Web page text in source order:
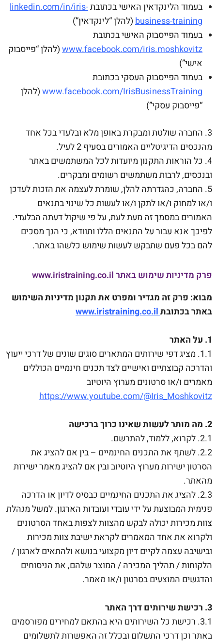
בעמוד הלינקדאין האישי בכתובתlinkedin.com/in/iris-
business-training(להלן “לינקדאין”)
בעמוד הפייסבוק האישי בכתובת
www.facebook.com/iris.moshkovitz(להלן “פייסבוק
אישי”)
בעמוד הפייסבוק העסקי בכתובת
www.facebook.com/IrisBusinessTraining(להלן
“פייסבוק עסקי”)
3. החברה שולטת ומבקרת באופן מלא ובלעדי בכל אחד
מהנכסים הדיגיטליים האמורים בסעיף 2 לעיל.
4. כל הוראות התקנון מיועדות לכל המשתמשים באתר
ובנכסים, לרבות משתמשים רשומים ומבקרים.
5. החברה, כהגדרתה להלן, שומרת לעצמה את הזכות לעדכן
ו/או למחוק ו/או לתקן ו/או לעשות כל שינוי בתנאים
האמורים במסמך זה מעת לעת, על פי שיקול דעתה הבלעדי.
לפיכך אנא עבור על התנאים הללו ותוודא, כי הנך מסכים
להם בכל פעם שתבקש לעשות שימוש כלשהו באתר.
פרק מדיניות שימוש באתר www.iristraining.co.il
מבוא: פרק זה מגדיר ומפרט את תקנון מדיניות השימוש
באתר בכתובתwww.iristraining.co.il
1. על האתר
1.1. מציג דפי שירותים המתארים סוגים שונים של דרכי ייעוץ
והדרכה קבוצתיים ואישיים לצד תכנים חינמיים הכוללים
מאמרים ו/או סרטונים מערוץ היוטיוב
https://www.youtube.com/@Iris_Moshkovitz
2. מה מותר לעשות שאינו כרוך ברכישה
2.1. לקרוא, ללמוד, להתרשם.
2.2. לשתף את התכנים החינמיים – בין אם להציג את
הסרטון ישירות מערוץ היוטיוב ובין אם להציג מאמר ישירות
מהאתר.
2.3. להציג את התכנים החינמיים כבסיס לדיון או הדרכה
פנימית המבוצעת על ידי עובדי ועובדות הארגון. למשל מנהלת
צוות מכירות יכולה לבקש מהצוות לצפות באחד הסרטונים
ולקרוא את אחד המאמרים לקראת ישיבת צוות מכירות
ובישיבה עצמה לקיים דיון מקצועי בנושא ולהתאים לארגון /
הלקוחות / תהליך המכירה / המוצר שלהם, את הניסוחים
והדגשים המוצעים בסרטון ו/או מאמר.
3. רכישת שירותים דרך האתר
3.1. רכישת כל השירותים היא בהתאם למחירים מפורסמים
באתר וכן דרכי התשלום ובכלל זה האפשרות לתשלומים